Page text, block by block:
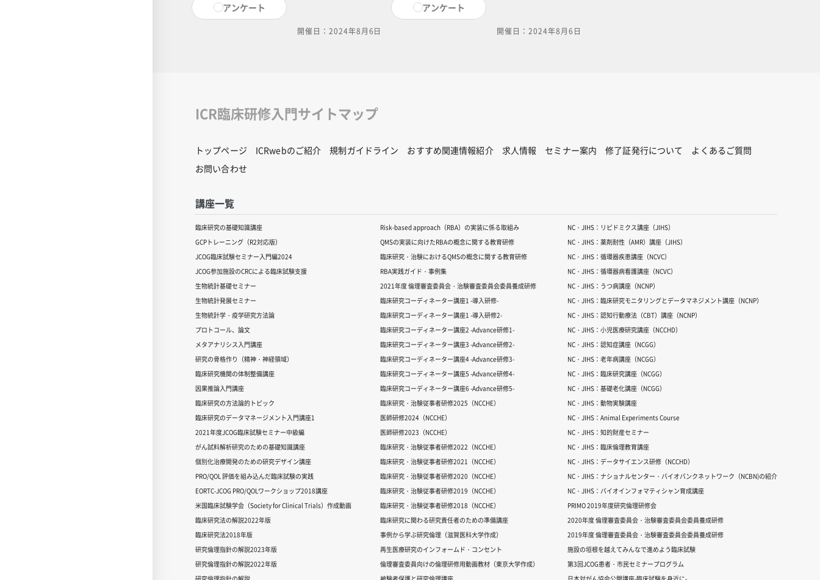
アンケート
開催日：2024年8月6日
アンケート
開催日：2024年8月6日
ICR臨床研修入門サイトマップ
トップページ ICRwebのご紹介 規制ガイドライン おすすめ関連情報紹介 求人情報 セミナー案内 修了証発行について
よくあるご質問
お問い合わせ
講座一覧
臨床研究の基礎知識講座
GCPトレーニング（R2対応版）
JCOG臨床試験セミナー入門編2024
JCOG参加施設のCRCによる臨床試験支援
生物統計基礎セミナー
生物統計発展セミナー
生物統計学・疫学研究方法論
プロトコール、論文
メタアナリシス入門講座
研究の骨格作り（精神・神経領域）
臨床研究機関の体制整備講座
因果推論入門講座
臨床研究の方法論的トピック
臨床研究のデータマネージメント入門講座1
2021年度JCOG臨床試験セミナー中級編
がん試料解析研究のための基礎知識講座
個別化治療開発のための研究デザイン講座
PRO/QOL 評価を組み込んだ臨床試験の実践
EORTC-JCOG PRO/QOLワークショップ2018講座
米国臨床試験学会（Society for Clinical Trials）作成動画
臨床研究法の解説2022年版
臨床研究法2018年版
研究倫理指針の解説2023年版
研究倫理指針の解説2022年版
Risk-based approach（RBA）の実装に係る取組み
QMSの実装に向けたRBAの概念に関する教育研修
臨床研究・治験におけるQMSの概念に関する教育研修
RBA実践ガイド・事例集
2021年度 倫理審査委員会・治験審査委員会委員養成研修
臨床研究コーディネーター講座1 -導入研修-
臨床研究コーディネーター講座1 -導入研修2-
臨床研究コーディネーター講座2 -Advance研修1-
臨床研究コーディネーター講座3 -Advance研修2-
臨床研究コーディネーター講座4 -Advance研修3-
臨床研究コーディネーター講座5 -Advance研修4-
臨床研究コーディネーター講座6 -Advance研修5-
臨床研究・治験従事者研修2025（NCCHE）
医師研修2024（NCCHE）
医師研修2023（NCCHE）
臨床研究・治験従事者研修2022（NCCHE）
臨床研究・治験従事者研修2021（NCCHE）
臨床研究・治験従事者研修2020（NCCHE）
臨床研究・治験従事者研修2019（NCCHE）
臨床研究・治験従事者研修2018（NCCHE）
臨床研究に関わる研究責任者のための準備講座
事例から学ぶ研究倫理（滋賀医科大学作成）
再生医療研究のインフォームド・コンセント
倫理審査委員向けの倫理研修用動画教材（東京大学作成）
NC・JIHS：リピドミクス講座（JIHS）
NC・JIHS：薬剤耐性（AMR）講座（JIHS）
NC・JIHS：循環器疾患講座（NCVC）
NC・JIHS：循環器病看護講座（NCVC）
NC・JIHS：うつ病講座（NCNP）
NC・JIHS：臨床研究モニタリングとデータマネジメント講座（NCNP）
NC・JIHS：認知行動療法（CBT）講座（NCNP）
NC・JIHS：小児医療研究講座（NCCHD）
NC・JIHS：認知症講座（NCGG）
NC・JIHS：老年病講座（NCGG）
NC・JIHS：臨床研究講座（NCGG）
NC・JIHS：基礎老化講座（NCGG）
NC・JIHS：動物実験講座
NC・JIHS：Animal Experiments Course
NC・JIHS：知的財産セミナー
NC・JIHS：臨床倫理教育講座
NC・JIHS：データサイエンス研修（NCCHD）
NC・JIHS：ナショナルセンター・バイオバンクネットワーク（NCBN)の紹介
NC・JIHS：バイオインフォマティシャン育成講座
PRIMO 2019年度研究倫理研修会
2020年度 倫理審査委員会・治験審査委員会委員養成研修
2019年度 倫理審査委員会・治験審査委員会委員養成研修
施設の垣根を越えてみんなで進めよう臨床試験
第3回JCOG患者・市民セミナープログラム